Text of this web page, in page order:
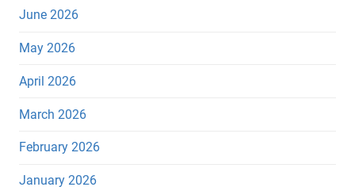
June 2026
May 2026
April 2026
March 2026
February 2026
January 2026